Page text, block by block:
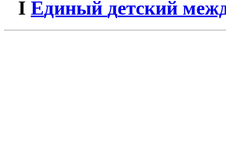
I Единый детский м